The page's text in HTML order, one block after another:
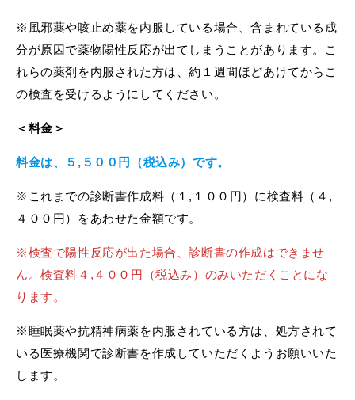
※風邪薬や咳止め薬を内服している場合、含まれている成
分が原因で薬物陽性反応が出てしまうことがあります。こ
れらの薬剤を内服された方は、約１週間ほどあけてからこ
の検査を受けるようにしてください。
＜料金＞
料金は、５,５００円（税込み）です。
※これまでの診断書作成料（１,１００円）に検査料（４,
４００円）をあわせた金額です。
※検査で陽性反応が出た場合、診断書の作成はできませ
ん。検査料４,４００円（税込み）のみいただくことにな
ります。
※睡眠薬や抗精神病薬を内服されている方は、処方されて
いる医療機関で診断書を作成していただくようお願いいた
します。